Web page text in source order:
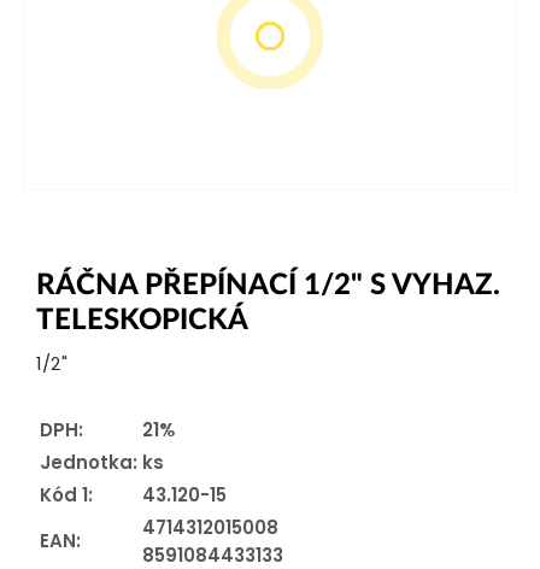
RÁČNA PŘEPÍNACÍ 1/2" S VYHAZ.
TELESKOPICKÁ
1/2"
DPH:
21%
Jednotka: ks
Kód 1:
43.120-15
EAN:
4714312015008
8591084433133